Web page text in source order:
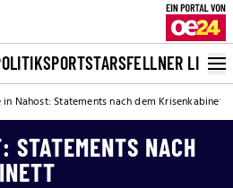
SPORTSTARSFELLNER LIVE
in Nahost: Statements nach dem Krisenkabinett
STATEMENTS NACH